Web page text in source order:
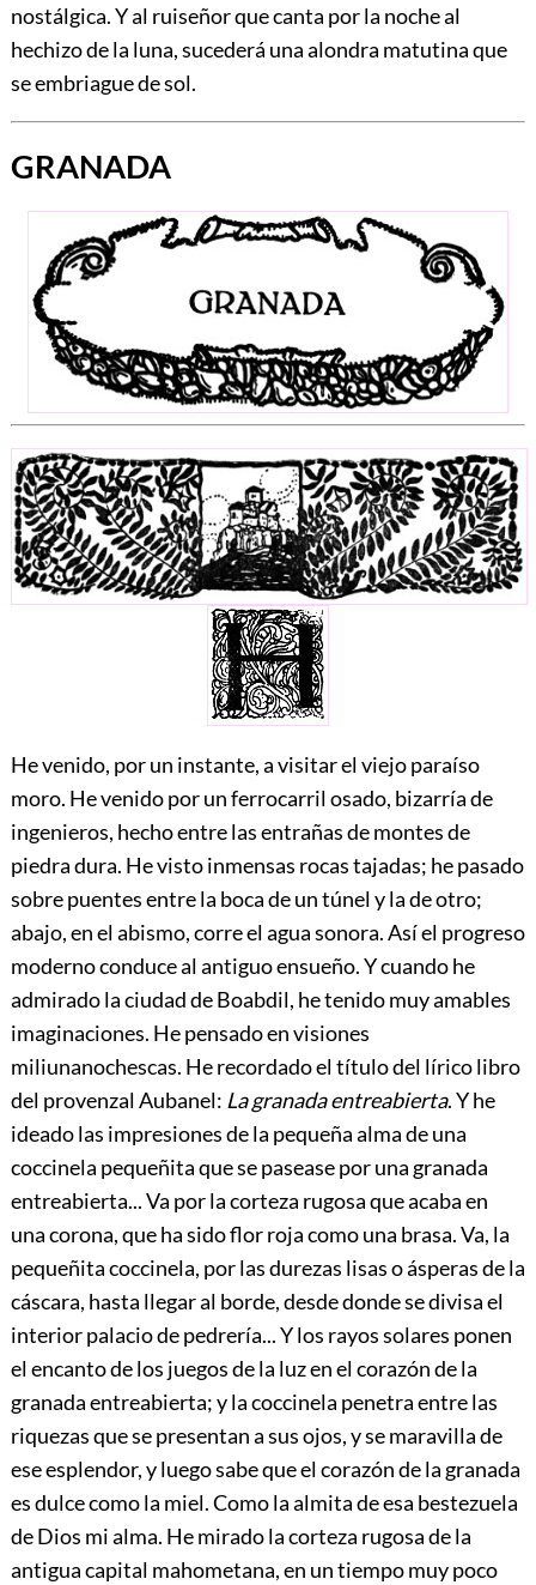
nostálgica. Y al ruiseñor que canta por la noche al
hechizo de la luna, sucederá una alondra matutina que
se embriague de sol.
GRANADA
Hevenido, por un instante, a visitar el viejo paraíso
moro. He venido por un ferrocarril osado, bizarría de
ingenieros, hecho entre las entrañas de montes de
piedra dura. He visto inmensas rocas tajadas; he pasado
sobre puentes entre la boca de un túnel y la de otro;
abajo, en el abismo, corre el agua sonora. Así el progreso
moderno conduce al antiguo ensueño. Y cuando he
admirado la ciudad de Boabdil, he tenido muy amables
imaginaciones. He pensado en visiones
miliunanochescas. He recordado el título del lírico libro
del provenzal Aubanel: La granada entreabierta. Y he
ideado las impresiones de la pequeña alma de una
coccinela pequeñita que se pasease por una granada
entreabierta... Va por la corteza rugosa que acaba en
una corona, que ha sido flor roja como una brasa. Va, la
pequeñita coccinela, por las durezas lisas o ásperas de la
cáscara, hasta llegar al borde, desde donde se divisa el
interior palacio de pedrería... Y los rayos solares ponen
el encanto de los juegos de la luz en el corazón de la
granada entreabierta; y la coccinela penetra entre las
riquezas que se presentan a sus ojos, y se maravilla de
ese esplendor, y luego sabe que el corazón de la granada
es dulce como la miel. Como la almita de esa bestezuela
de Dios mi alma. He mirado la corteza rugosa de la
antigua capital mahometana, en un tiempo muy poco